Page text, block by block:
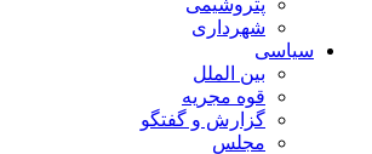
پتروشیمی
شهرداری
سیاسی
بین الملل
قوه مجریه
گزارش و گفتگو
مجلس